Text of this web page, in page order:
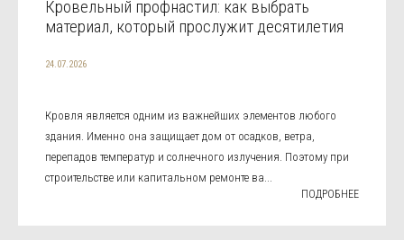
Кровельный профнастил: как выбрать
материал, который прослужит десятилетия
24.07.2026
Кровля является одним из важнейших элементов любого
здания. Именно она защищает дом от осадков, ветра,
перепадов температур и солнечного излучения. Поэтому при
строительстве или капитальном ремонте ва...
ПОДРОБНЕЕ